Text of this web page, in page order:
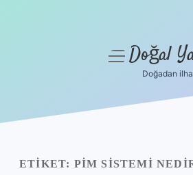
Yasal Uyarı
menüyüDoğal
Doğadan
ETIKET: PIM SISTEMI